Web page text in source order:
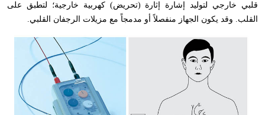
قلبي خارجي لتوليد إشارة إثارة (تحريض) كهربية خارجية؛ لتطبق على
القلب. وقد يكون الجهاز منفصلاً أو مدمجاً مع مزيلات الرجفان القلبي.